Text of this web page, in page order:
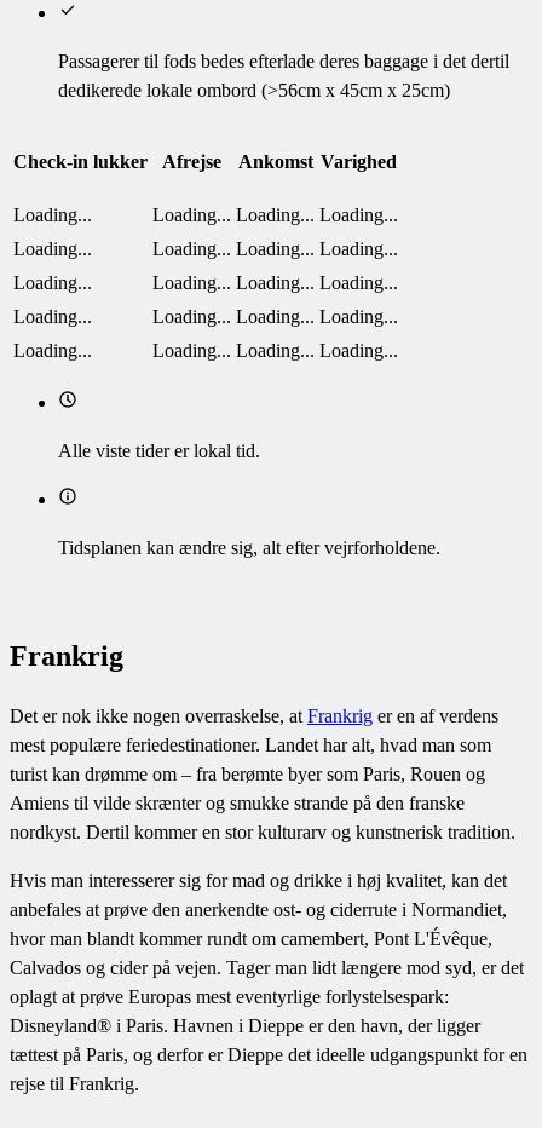
Passagerer til fods bedes efterlade deres baggage i det dertil
dedikerede lokale ombord (>56cm x 45cm x 25cm)
Check-in lukker Afrejse Ankomst Varighed
Loading... Loading... Loading... Loading...
Loading...
Loading... Loading... Loading...
Loading...
Loading... Loading... Loading...
Loading...
Loading... Loading... Loading...
Loading...
Loading... Loading... Loading...
Alle viste tider er lokal tid.
Tidsplanen kan ændre sig, alt efter vejrforholdene.
Frankrig
Det er nok ikke nogen overraskelse, at Frankrig er en af verdens
mest populære feriedestinationer. Landet har alt, hvad man som
turist kan drømme om – fra berømte byer som Paris, Rouen og
Amiens til vilde skrænter og smukke strande på den franske
nordkyst. Dertil kommer en stor kulturarv og kunstnerisk tradition.
Hvis man interesserer sig for mad og drikke i høj kvalitet, kan det
anbefales at prøve den anerkendte ost- og ciderrute i Normandiet,
hvor man blandt kommer rundt om camembert, Pont L'Évêque,
Calvados og cider på vejen. Tager man lidt længere mod syd, er det
oplagt at prøve Europas mest eventyrlige forlystelsespark:
Disneyland® i Paris. Havnen i Dieppe er den havn, der ligger
tættest på Paris, og derfor er Dieppe det ideelle udgangspunkt for en
rejse til Frankrig.